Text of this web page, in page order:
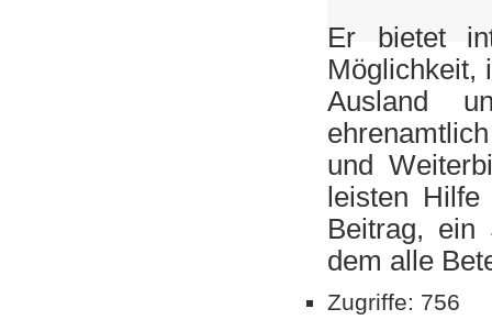
Er bietet
Möglichkeit,
Ausland
und
leisten
Beitrag, ein
dem alle
Zugriffe: 756